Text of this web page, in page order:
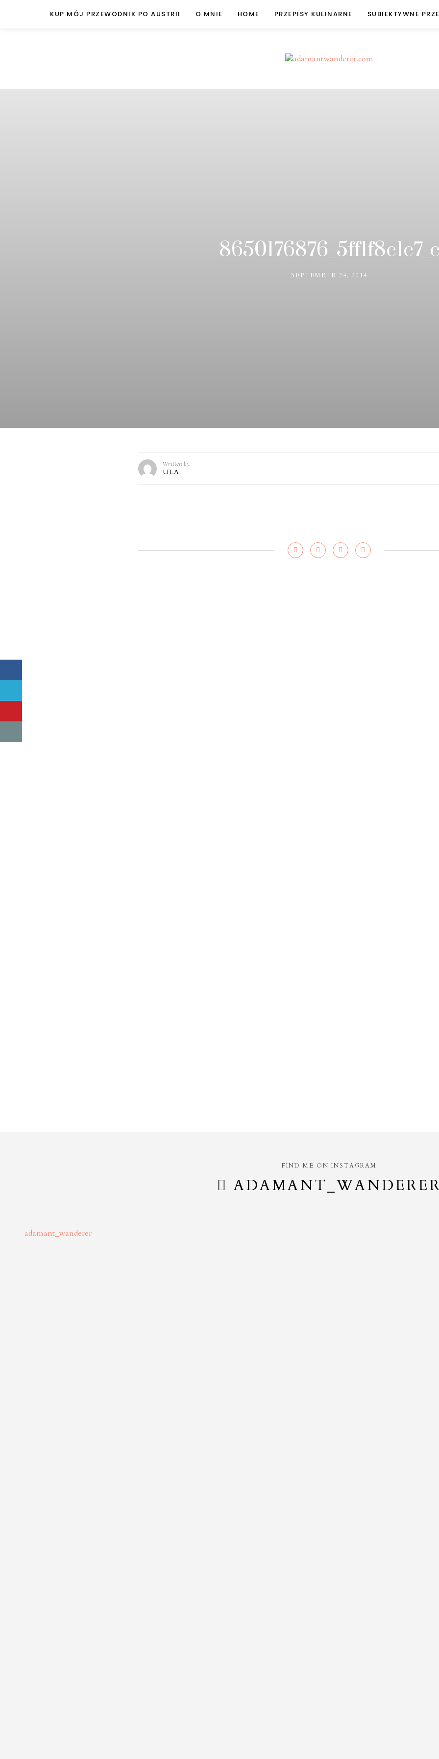
KUP MÓJ PRZEWODNIK PO AUSTRII O MNIE HOME PRZEPISY KULINARNE SUBIEKTYWNE
SEPTEMBER 24, 2014
Written by
ULA
FIND ME ON INSTAGRAM
adamant_wanderer